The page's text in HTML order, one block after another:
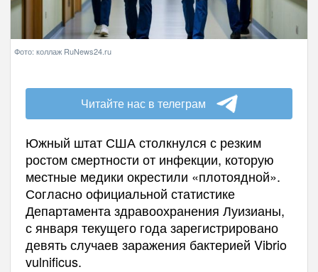
Фото: коллаж RuNews24.ru
Читайте нас в телеграм
Южный штат США столкнулся с резким
ростом смертности от инфекции, которую
местные медики окрестили «плотоядной».
Согласно официальной статистике
Департамента здравоохранения Луизианы,
с января текущего года зарегистрировано
девять случаев заражения бактерией Vibrio
vulnificus.